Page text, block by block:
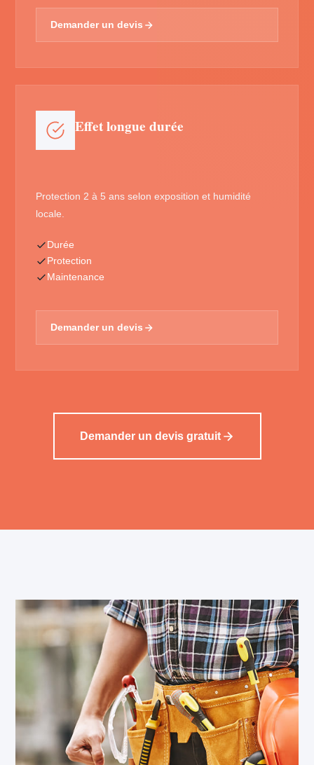
Demander un devis
Effet longue durée
Protection 2 à 5 ans selon exposition et humidité
locale.
Durée
Protection
Maintenance
Demander un devis
Demander un devis gratuit